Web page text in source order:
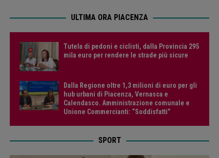
ULTIMA ORA PIACENZA
Tutela di pedoni e ciclisti, dalla Provincia 295
mila euro per rendere le strade più sicure
Dalla Regione oltre 1,3 milioni di euro per gli
hub urbani di Piacenza, Vernasca e
Calendasco. Amministrazione comunale e
Unione Commercianti: “Soddisfatti”
SPORT